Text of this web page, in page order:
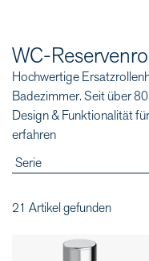
WC-
Hochwertige
Badezimmer. Seit über
Design & Funktionalität
erfahren
21 Artikel gefunden